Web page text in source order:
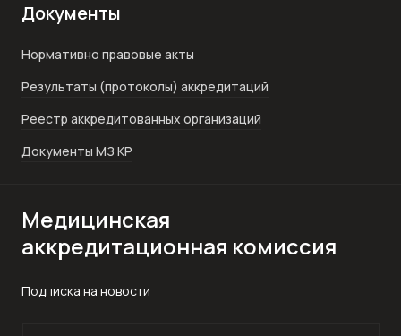
Документы
Нормативно правовые акты
Результаты (протоколы) аккредитаций
Реестр аккредитованных организаций
Документы МЗ КР
Медицинская
аккредитационная комиссия
Подписка на новости